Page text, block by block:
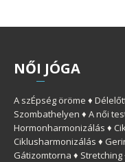
NŐI JÓGA
A szÉpség öröme ♦
Szombathelyen ♦ A női
Hormonharmonizálás ♦
Ciklusharmonizálás ♦
Gátizomtorna ♦